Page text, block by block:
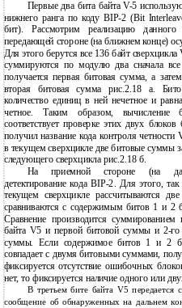
Первые два бита байта V-5
нижнего ранга по коду BIP-2 (Bit
бит). Рассмотрим реализацию
передающей стороне (на ближнем конце)
Для этого берутся все 136 байт
суммируются по модулю два сначала
получается первая битовая сумма, а
вторая битовая сумма рис.2.18 а.
количество единиц в ней нечетное и
четное. Таким образом,
соответствует проверке этих двух
получил название кода контроля
в текущем сверхцикле две битовые суммы
следующего сверхцикла рис.2.18 б.
На приемной стороне (на
детектирование кода BIP-2. Для этого,
текущем сверхцикле рассчитываются
сравниваются с содержимым битов 1 и 2
Сравнение производится
байта V5 и первой битовой суммы и 2-
суммы. Если содержимое битов 1 и 2
совпадает с двумя битовыми суммами,
фиксируется отсутствие ошибочных
нет, то фиксируется наличие одного или
В третьем бите байта V5 передается
сообщение об обнаруженных на дальнем